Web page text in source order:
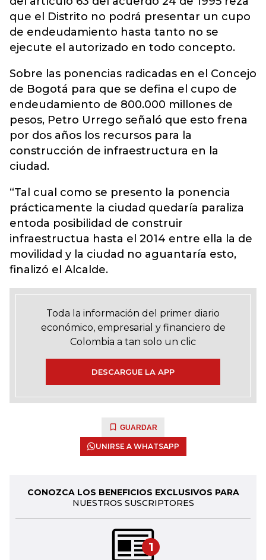
que el Distrito no podrá presentar un cupo
de endeudamiento hasta tanto no se
ejecute el autorizado en todo concepto.
Sobre las ponencias radicadas en el Concejo
de Bogotá para que se defina el cupo de
endeudamiento de 800.000 millones de
pesos, Petro Urrego señaló que esto frena
por dos años los recursos para la
construcción de infraestructura en la
ciudad.
“Tal cual como se presento la ponencia
prácticamente la ciudad quedaría paraliza
entoda posibilidad de construir
infraestructua hasta el 2014 entre ella la de
movilidad y la ciudad no aguantaría esto,
finalizó el Alcalde.
Toda la información del primer diario
económico, empresarial y financiero de
Colombia a tan solo un clic
DESCARGUE LA APP
GUARDAR
UNIRSE A WHATSAPP
CONOZCA LOS BENEFICIOS EXCLUSIVOS PARA
NUESTROS SUSCRIPTORES
1